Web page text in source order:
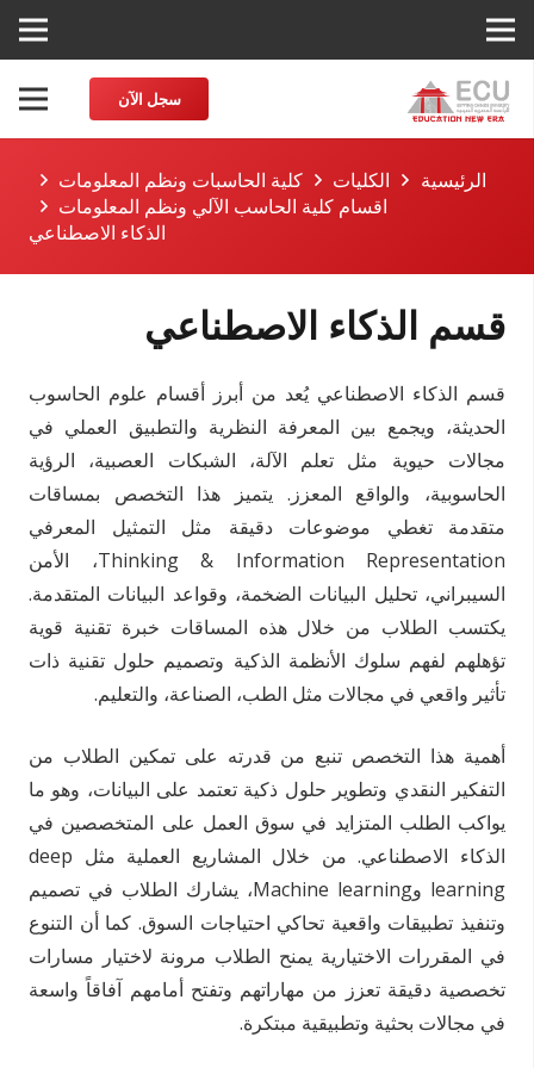
سجل الآن
الرئيسية الكليات
كلية الحاسبات ونظم المعلومات
اقسام كلية الحاسب الآلي ونظم المعلومات
الذكاء الاصطناعي
قسم الذكاء الاصطناعي
قسم الذكاء الاصطناعي يُعد من أبرز أقسام علوم الحاسوب
الحديثة، ويجمع بين المعرفة النظرية والتطبيق العملي في
مجالات حيوية مثل تعلم الآلة، الشبكات العصبية، الرؤية
الحاسوبية، والواقع المعزز. يتميز هذا التخصص بمساقات
متقدمة تغطي موضوعات دقيقة مثل التمثيل المعرفي
Thinking & Information Representation، الأمن
السيبراني، تحليل البيانات الضخمة، وقواعد البيانات المتقدمة.
يكتسب الطلاب من خلال هذه المساقات خبرة تقنية قوية
تؤهلهم لفهم سلوك الأنظمة الذكية وتصميم حلول تقنية ذات
تأثير واقعي في مجالات مثل الطب، الصناعة، والتعليم.
أهمية هذا التخصص تنبع من قدرته على تمكين الطلاب من
التفكير النقدي وتطوير حلول ذكية تعتمد على البيانات، وهو ما
يواكب الطلب المتزايد في سوق العمل على المتخصصين في
الذكاء الاصطناعي. من خلال المشاريع العملية مثل deep
learning وMachine learning، يشارك الطلاب في تصميم
وتنفيذ تطبيقات واقعية تحاكي احتياجات السوق. كما أن التنوع
في المقررات الاختيارية يمنح الطلاب مرونة لاختيار مسارات
تخصصية دقيقة تعزز من مهاراتهم وتفتح أمامهم آفاقاً واسعة
في مجالات بحثية وتطبيقية مبتكرة.